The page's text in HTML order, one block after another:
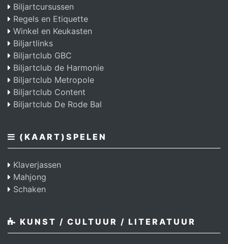
Biljartcursussen
Regels en Etiquette
Winkel en Keukasten
Biljartlinks
Biljartclub GBC
Biljartclub de Harmonie
Biljartclub Metropole
Biljartclub Content
Biljartclub De Rode Bal
(KAART)SPELEN
Klaverjassen
Mahjong
Schaken
KUNST / CULTUUR / LITERATUUR